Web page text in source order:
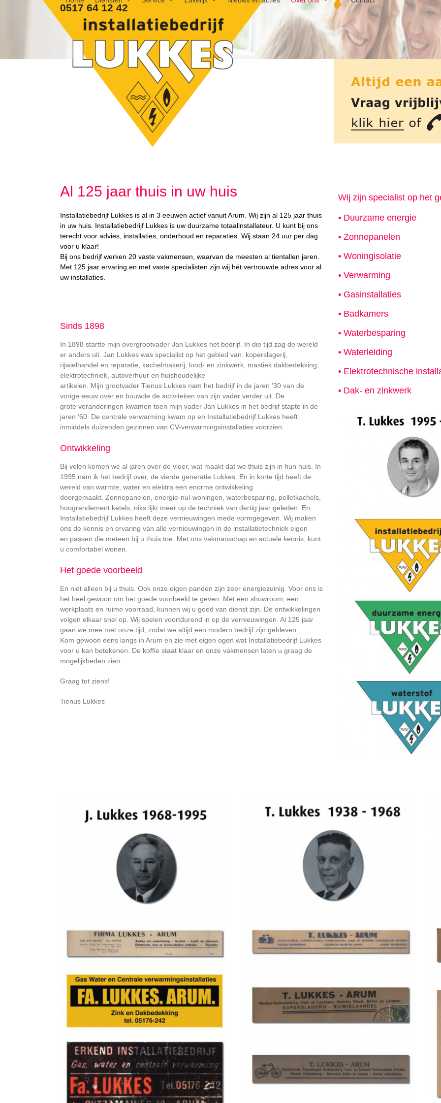
0517 64 12 42
Al 125 jaar thuis in uw huis
Installatiebedrijf Lukkes is al in 3 eeuwen actief vanuit Arum. Wij zijn al 125 jaar thuis
in uw huis. Installatiebedrijf Lukkes is uw duurzame totaalinstallateur. U kunt bij ons
terecht voor advies, installaties, onderhoud en reparaties. Wij staan 24 uur per dag
voor u klaar!
Bij ons bedrijf werken 20 vaste vakmensen, waarvan de meesten al tientallen jaren.
Met 125 jaar ervaring en met vaste specialisten zijn wij hét vertrouwde adres voor al
uw installaties.
Sinds 1898
In 1898 startte mijn overgrootvader Jan Lukkes het bedrijf. In die tijd zag de wereld
er anders uit. Jan Lukkes was specialist op het gebied van: koperslagerij,
rijwielhandel en reparatie, kachelmakerij, lood- en zinkwerk, mastiek dakbedekking,
elektrotechniek, autoverhuur en huishoudelijke
artikelen. Mijn grootvader Tienus Lukkes nam het bedrijf in de jaren ’30 van de
vorige eeuw over en bouwde de activiteiten van zijn vader verder uit. De
grote veranderingen kwamen toen mijn vader Jan Lukkes in het bedrijf stapte in de
jaren ‘60. De centrale verwarming kwam op en Installatiebedrijf Lukkes heeft
inmiddels duizenden gezinnen van CV-verwarmingsinstallaties voorzien.
Ontwikkeling
Bij velen komen we al jaren over de vloer, wat maakt dat we thuis zijn in hun huis. In
1995 nam ik het bedrijf over, de vierde generatie Lukkes. En in korte tijd heeft de
wereld van warmte, water en elektra een enorme ontwikkeling
doorgemaakt. Zonnepanelen, energie-nul-woningen, waterbesparing, pelletkachels,
hoogrendement ketels, niks lijkt meer op de techniek van dertig jaar geleden. En
Installatiebedrijf Lukkes heeft deze vernieuwingen mede vormgegeven. Wij maken
ons de kennis en ervaring van alle vernieuwingen in de installatietechniek eigen
en passen die meteen bij u thuis toe. Met ons vakmanschap en actuele kennis, kunt
u comfortabel wonen.
Het goede voorbeeld
En niet alleen bij u thuis. Ook onze eigen panden zijn zeer energiezuinig. Voor ons is
het heel gewoon om het goede voorbeeld te geven. Met een showroom, een
werkplaats en ruime voorraad, kunnen wij u goed van dienst zijn. De ontwikkelingen
volgen elkaar snel op. Wij spelen voortdurend in op de vernieuwingen. Al 125 jaar
gaan we mee met onze tijd, zodat we altijd een modern bedrijf zijn gebleven.
Kom gewoon eens langs in Arum en zie met eigen ogen wat Installatiebedrijf Lukkes
voor u kan betekenen. De koffie staat klaar en onze vakmensen laten u graag de
mogelijkheden zien.
Graag tot ziens!
Tienus Lukkes
Wij zijn specialist op het
• Duurzame energie
• Zonnepanelen
• Woningisolatie
• Verwarming
• Gasinstallaties
• Badkamers
• Waterbesparing
• Waterleiding
• Elektrotechnische
• Dak- en zinkwerk